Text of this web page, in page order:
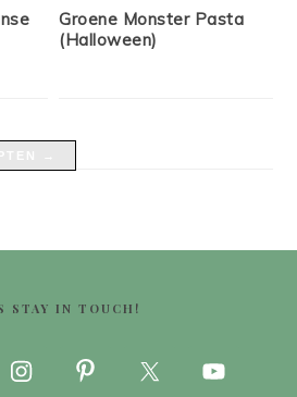
Groene Monster Pasta
(Halloween)
STAY IN TOUCH!